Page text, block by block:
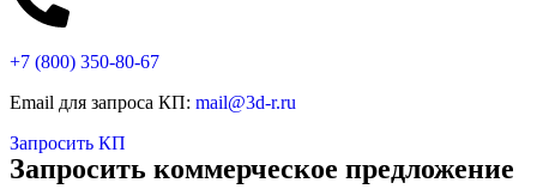
+7 (800) 350-80-67
Email для запроса КП: mail@3d-r.ru
Запросить КП
Запросить коммерческое предложение